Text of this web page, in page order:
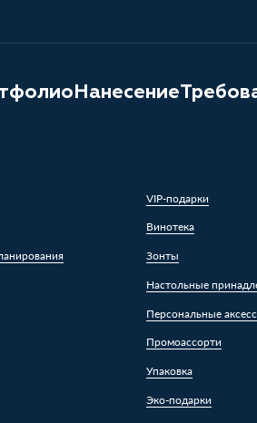
Нанесение
VIP-подарки
Винотека
Зонты
Настольные
Персональные
Промоассорти
Упаковка
Эко-подарки